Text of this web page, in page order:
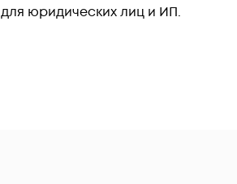
юридических лиц и ИП.